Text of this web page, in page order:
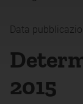
Data
2015